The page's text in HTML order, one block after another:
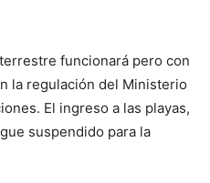
funcionará pero con
la regulación del Ministerio
El ingreso a las playas,
suspendido para la